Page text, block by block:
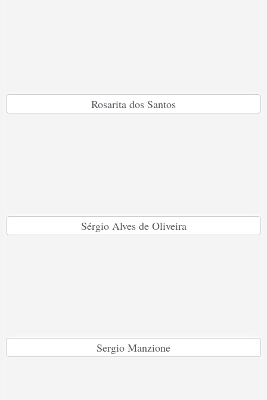
Rosarita dos Santos
Sérgio Alves de Oliveira
Sergio Manzione